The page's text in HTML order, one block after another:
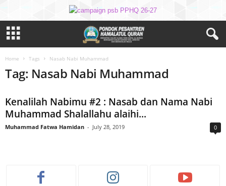
Home Tags Nasab Nabi Muhammad
Tag: Nasab Nabi Muhammad
Kenalilah Nabimu #2 : Nasab dan Nama Nabi
Muhammad Shalallahu alaihi...
Muhammad Fatwa Hamidan - July 28, 2019 0